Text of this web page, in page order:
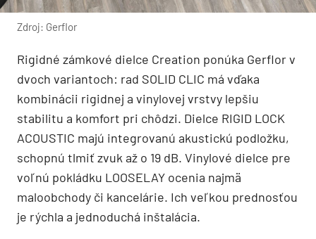
Zdroj: Gerflor
Rigidné zámkové dielce Creation ponúka Gerflor v
dvoch variantoch: rad SOLID CLIC má vďaka
kombinácii rigidnej a vinylovej vrstvy lepšiu
stabilitu a komfort pri chôdzi. Dielce RIGID LOCK
ACOUSTIC majú integrovanú akustickú podložku,
schopnú tlmiť zvuk až o 19 dB. Vinylové dielce pre
voľnú pokládku LOOSELAY ocenia najmä
maloobchody či kancelárie. Ich veľkou prednosťou
je rýchla a jednoduchá inštalácia.